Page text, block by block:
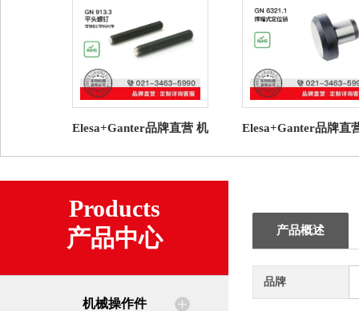
Elesa+Ganter品牌直营 机
螺钉 塑料衬垫
Elesa+Ganter品牌直
式定位销
Products
产品中心
机械操作件
产品概述
品牌